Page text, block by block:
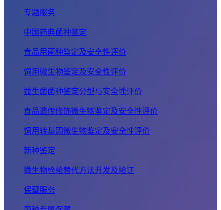
专题服务
中国药典菌种鉴定
食品用菌种鉴定及安全性评价
饲用微生物鉴定及安全性评价
益生菌菌种鉴定分型与安全性评价
食品遗传修饰微生物鉴定及安全性评价
饲用转基因微生物鉴定及安全性评价
新种鉴定
微生物检验替代方法开发及验证
保藏服务